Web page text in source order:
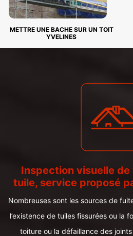
METTRE UNE BACHE SUR UN TOIT
YVELINES
Inspection visuelle
tuile, service proposé
Nombreuses sont les sources de
l’existence de tuiles fissurées ou la
toiture ou la défaillance des